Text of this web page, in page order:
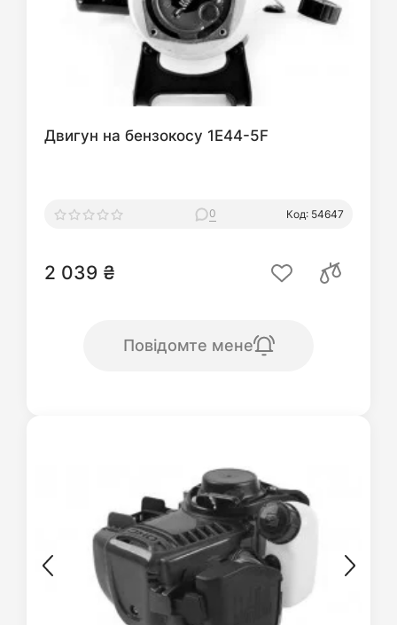
Двигун на бензокосу 1E44-5F
0 Код: 54647
2 039 ₴
Повідомте мене